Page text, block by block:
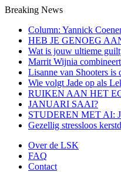
Breaking News
Column: Yannick
HEB JE GENOEG
Wat is jouw ultieme
Marrit Wijnia
Lisanne van Shooters is
Wie volgt Jade op als
RUIKEN AAN HET
JANUARI SAAI?
STUDEREN MET AI:
Gezellig stressloos
Over de LSK
FAQ
Contact